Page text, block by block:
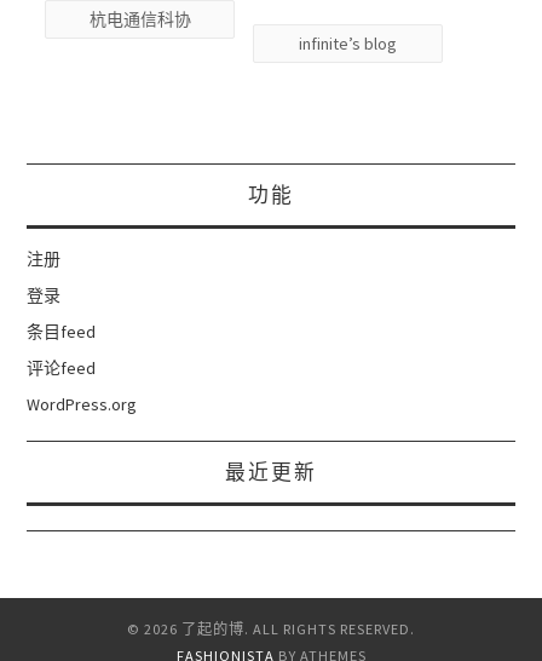
杭电通信科协
infinite’s blog
功能
注册
登录
条目feed
评论feed
WordPress.org
最近更新
© 2026 了起的博. ALL RIGHTS RESERVED.
FASHIONISTA BY ATHEMES